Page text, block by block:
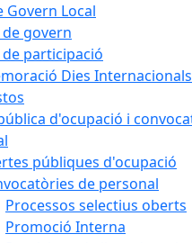
Govern Local
govern
participació
Dies
d'ocupació i
públiques d'ocupació
de personal
Processos selectius oberts
Promoció Interna